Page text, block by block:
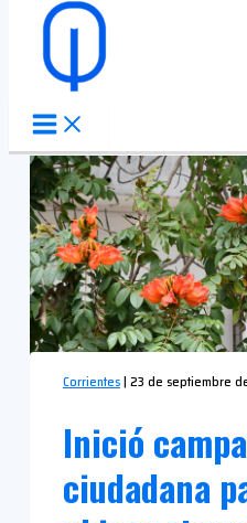
Ir al contenido
Corrientes| 23 de septiembre
Inició
ciudadana